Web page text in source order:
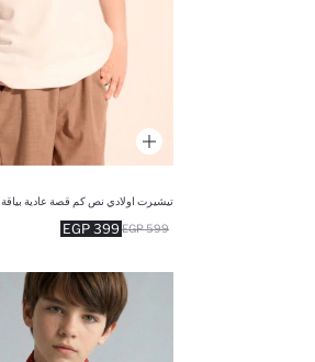
تيشيرت اولادي نص كم قصة عادية بياقة
399 EGP 599 EGP